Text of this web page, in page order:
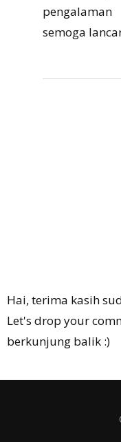
semoga
Hai, terima kasih
Let's drop your
berkunjung balik :)